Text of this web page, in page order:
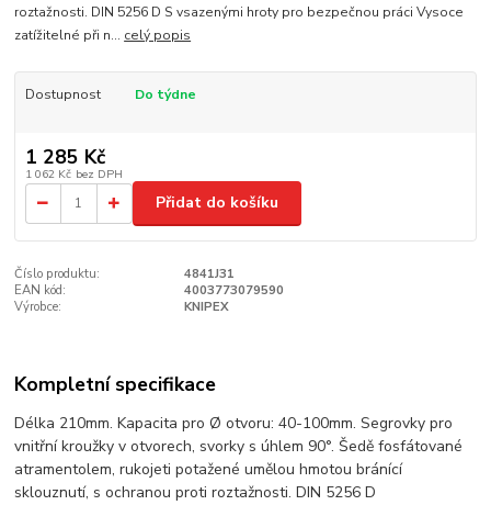
roztažnosti. DIN 5256 D S vsazenými hroty pro bezpečnou práci Vysoce
zatížitelné při n... celý popis
Dostupnost Do týdne
1 285 Kč
1 062 Kč bez DPH
Přidat do košíku
Číslo produktu:
4841J31
EAN kód:
4003773079590
Výrobce:
KNIPEX
Kompletní specifikace
Délka 210mm. Kapacita pro Ø otvoru: 40-100mm. Segrovky pro
vnitřní kroužky v otvorech, svorky s úhlem 90°. Šedě fosfátované
atramentolem, rukojeti potažené umělou hmotou bránící
sklouznutí, s ochranou proti roztažnosti. DIN 5256 D